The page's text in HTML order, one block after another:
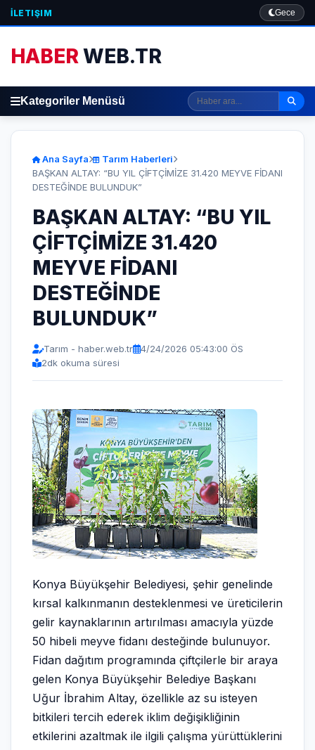
İLETIŞIM Gece
HABERWEB.TR
Kategoriler Menüsü
Ana Sayfa
Tarım Haberleri
BAŞKAN ALTAY: “BU YIL ÇİFTÇİMİZE 31.420 MEYVE FİDANI
DESTEĞİNDE BULUNDUK”
BAŞKAN ALTAY: “BU YIL
ÇİFTÇİMİZE 31.420
MEYVE FİDANI
DESTEĞİNDE
BULUNDUK”
Tarım - haber.web.tr
4/24/2026 05:43:00 ÖS
2dk okuma süresi
Konya Büyükşehir Belediyesi, şehir genelinde
kırsal kalkınmanın desteklenmesi ve üreticilerin
gelir kaynaklarının artırılması amacıyla yüzde
50 hibeli meyve fidanı desteğinde bulunuyor.
Fidan dağıtım programında çiftçilerle bir araya
gelen Konya Büyükşehir Belediye Başkanı
Uğur İbrahim Altay, özellikle az su isteyen
bitkileri tercih ederek iklim değişikliğinin
etkilerini azaltmak ile ilgili çalışma yürüttüklerini